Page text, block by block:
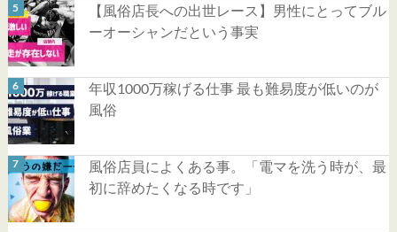
【風俗店長への出世レース】男性にとってブル
ーオーシャンだという事実
年収1000万稼げる仕事 最も難易度が低いのが
風俗
風俗店員によくある事。「電マを洗う時が、最
初に辞めたくなる時です」